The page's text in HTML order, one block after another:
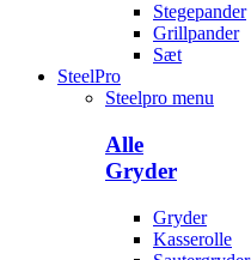
Stegepander
Grillpander
Sæt
SteelPro
Steelpro menu
Alle
Gryder
Gryder
Kasserolle